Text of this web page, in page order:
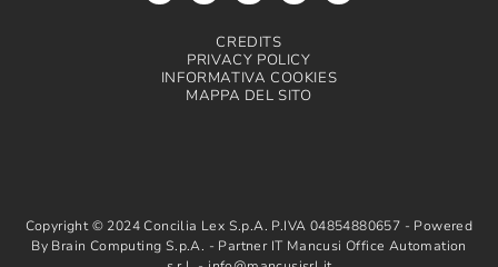
CREDITS
PRIVACY POLICY
INFORMATIVA COOKIES
MAPPA DEL SITO
Copyright © 2024 Concilia Lex S.p.A. P.IVA 04854880657 - Powered
By Brain Computing S.p.A. - Partner IT Mancusi Office Automation